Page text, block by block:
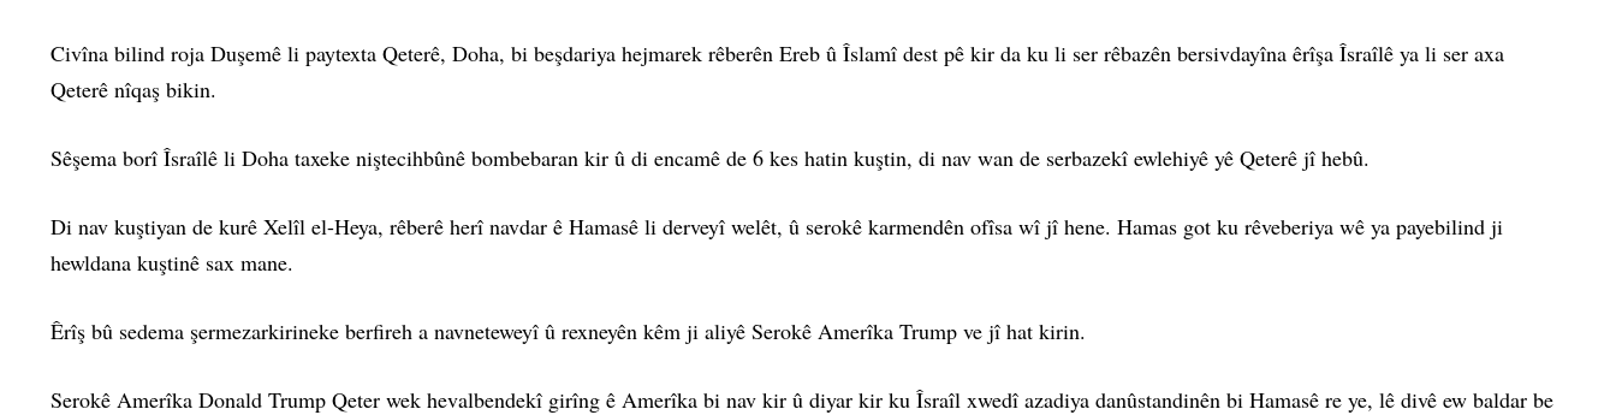
Civîna bilind roja Duşemê li paytexta Qeterê, Doha, bi beşdariya hejmarek rêberên Ereb û Îslamî dest pê kir da ku li ser rêbazên bersivdayîna êrîşa Îsraîlê ya li ser axa
Qeterê nîqaş bikin.
Sêşema borî Îsraîlê li Doha taxeke niştecihbûnê bombebaran kir û di encamê de 6 kes hatin kuştin, di nav wan de serbazekî ewlehiyê yê Qeterê jî hebû.
Di nav kuştiyan de kurê Xelîl el-Heya, rêberê herî navdar ê Hamasê li derveyî welêt, û serokê karmendên ofîsa wî jî hene. Hamas got ku rêveberiya wê ya payebilind ji
hewldana kuştinê sax mane.
Êrîş bû sedema şermezarkirineke berfireh a navneteweyî û rexneyên kêm ji aliyê Serokê Amerîka Trump ve jî hat kirin.
Serokê Amerîka Donald Trump Qeter wek hevalbendekî girîng ê Amerîka bi nav kir û diyar kir ku Îsraîl xwedî azadiya danûstandinên bi Hamasê re ye, lê divê ew baldar be